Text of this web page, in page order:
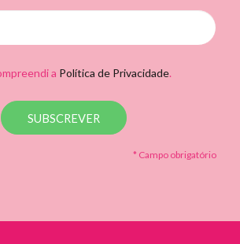
a Política de Privacidade.
SUBSCREVER
* Campo obrigatório